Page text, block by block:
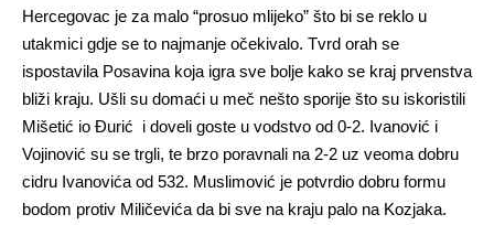
Hercegovac je za malo “prosuo mlijeko” što bi se reklo u
utakmici gdje se to najmanje očekivalo. Tvrd orah se
ispostavila Posavina koja igra sve bolje kako se kraj prvenstva
bliži kraju. Ušli su domaći u meč nešto sporije što su iskoristili
Mišetić io Đurić i doveli goste u vodstvo od 0-2. Ivanović i
Vojinović su se trgli, te brzo poravnali na 2-2 uz veoma dobru
cidru Ivanovića od 532. Muslimović je potvrdio dobru formu
bodom protiv Miličevića da bi sve na kraju palo na Kozjaka.